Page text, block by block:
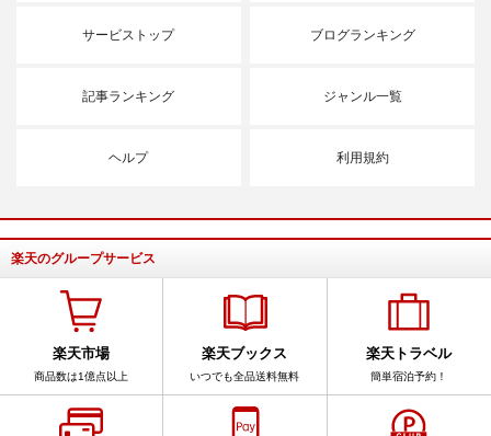
サービストップ ブログランキング
記事ランキング ジャンル一覧
ヘルプ 利用規約
楽天のグループサービス
楽天市場
商品数は1億点以上
楽天ブックス
いつでも全品送料無料
楽天トラベル
簡単宿泊予約！